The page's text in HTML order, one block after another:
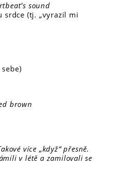
sound
srdce (tj. „vyrazil mi
brown
více „když“ přesně.
v létě a zamilovali se